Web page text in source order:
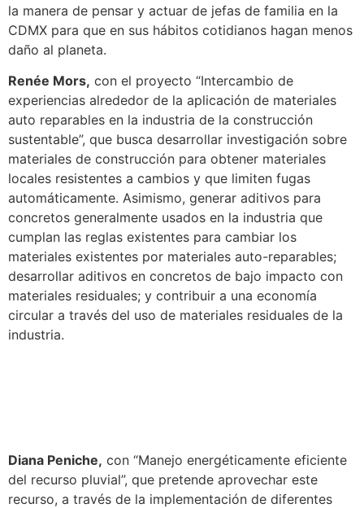
la manera de pensar y actuar de jefas de familia en la
CDMX para que en sus hábitos cotidianos hagan menos
daño al planeta.
Renée Mors, con el proyecto “Intercambio de
experiencias alrededor de la aplicación de materiales
auto reparables en la industria de la construcción
sustentable”, que busca desarrollar investigación sobre
materiales de construcción para obtener materiales
locales resistentes a cambios y que limiten fugas
automáticamente. Asimismo, generar aditivos para
concretos generalmente usados en la industria que
cumplan las reglas existentes para cambiar los
materiales existentes por materiales auto-reparables;
desarrollar aditivos en concretos de bajo impacto con
materiales residuales; y contribuir a una economía
circular a través del uso de materiales residuales de la
industria.
Diana Peniche, con “Manejo energéticamente eficiente
del recurso pluvial”, que pretende aprovechar este
recurso, a través de la implementación de diferentes